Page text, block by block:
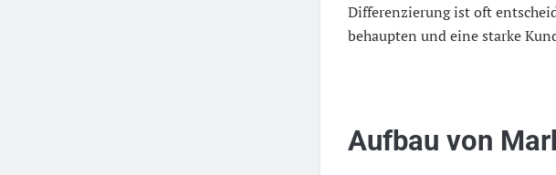
Differenzierung ist oft
behaupten und eine starke
Aufbau von